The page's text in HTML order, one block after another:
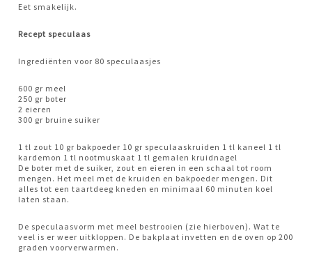
Eet smakelijk.
Recept speculaas
Ingrediënten voor 80 speculaasjes
600 gr meel
250 gr boter
2 eieren
300 gr bruine suiker
1 tl zout 10 gr bakpoeder 10 gr speculaaskruiden 1 tl kaneel 1 tl
kardemon 1 tl nootmuskaat 1 tl gemalen kruidnagel
De boter met de suiker, zout en eieren in een schaal tot room
mengen. Het meel met de kruiden en bakpoeder mengen. Dit
alles tot een taartdeeg kneden en minimaal 60 minuten koel
laten staan.
De speculaasvorm met meel bestrooien (zie hierboven). Wat te
veel is er weer uitkloppen. De bakplaat invetten en de oven op 200
graden voorverwarmen.